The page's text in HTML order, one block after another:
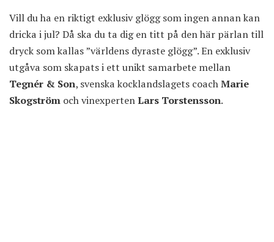
Vill du ha en riktigt exklusiv glögg som ingen annan kan
dricka i jul? Då ska du ta dig en titt på den här pärlan till
dryck som kallas ”världens dyraste glögg”. En exklusiv
utgåva som skapats i ett unikt samarbete mellan
Tegnér & Son, svenska kocklandslagets coachMarie
Skogström och vinexpertenLars Torstensson.